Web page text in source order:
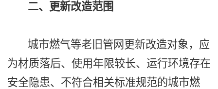
二、更新改造范围
城市燃气等老旧管网更新改造对象，应
为材质落后、使用年限较长、运行环境存在
安全隐患、不符合相关标准规范的城市燃